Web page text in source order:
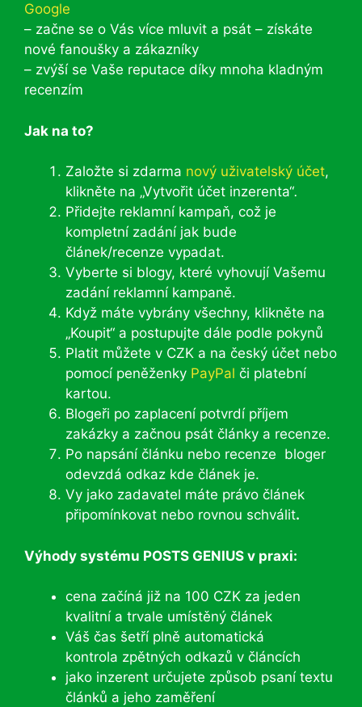
Google
– začne se o Vás více mluvit a psát – získáte
nové fanoušky a zákazníky
– zvýší se Vaše reputace díky mnoha kladným
recenzím
Jak na to?
Založte si zdarma nový uživatelský účet,
klikněte na „Vytvořit účet inzerenta“.
Přidejte reklamní kampaň, což je
kompletní zadání jak bude
článek/recenze vypadat.
Vyberte si blogy, které vyhovují Vašemu
zadání reklamní kampaně.
Když máte vybrány všechny, klikněte na
„Koupit“ a postupujte dále podle pokynů
Platit můžete v CZK a na český účet nebo
pomocí peněženky PayPal či platební
kartou.
Blogeři po zaplacení potvrdí příjem
zakázky a začnou psát články a recenze.
Po napsání článku nebo recenze bloger
odevzdá odkaz kde článek je.
Vy jako zadavatel máte právo článek
připomínkovat nebo rovnou schválit.
Výhody systému POSTS GENIUS v praxi:
cena začíná již na 100 CZK za jeden
kvalitní a trvale umístěný článek
Váš čas šetří plně automatická
kontrola zpětných odkazů v článcích
jako inzerent určujete způsob psaní textu
článků a jeho zaměření